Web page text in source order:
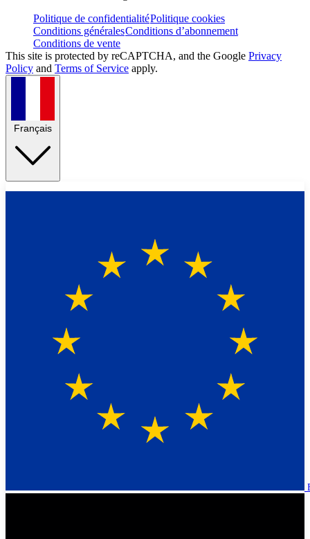
Politique de confidentialitéPolitique cookies
Conditions généralesConditions d’abonnement
Conditions de vente
This site is protected by reCAPTCHA, and the Google Privacy
Policy and Terms of Service apply.
Français